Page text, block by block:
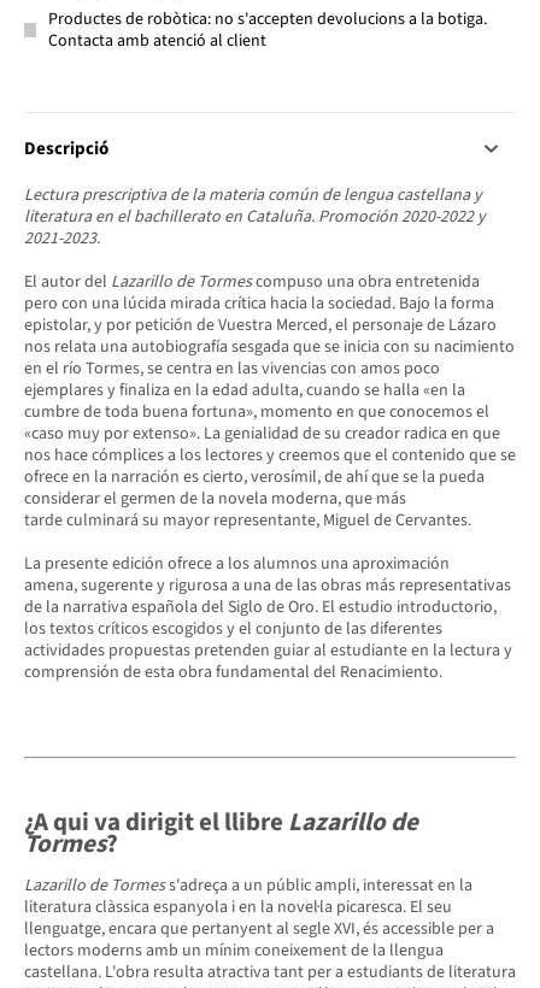
Productes de robòtica: no s'accepten devolucions a la botiga.
Contacta amb atenció al client
Descripció
Lectura prescriptiva de la materia común de lengua castellana y
literatura en el bachillerato en Cataluña. Promoción 2020-2022 y
2021-2023.
El autor del Lazarillo de Tormescompuso una obra entretenida
pero con una lúcida mirada crítica hacia la sociedad. Bajo la forma
epistolar, y por petición de Vuestra Merced, el personaje de Lázaro
nos relata una autobiografía sesgada que se inicia con su nacimiento
en el río Tormes, se centra en las vivencias con amos poco
ejemplares y finaliza en la edad adulta, cuando se halla «en la
cumbre de toda buena fortuna», momento en que conocemos el
«caso muy por extenso». La genialidad de su creador radica en que
nos hace cómplices a los lectores y creemos que el contenido que se
ofrece en la narración es cierto, verosímil, de ahí que se la pueda
considerar el germen de la novela moderna, que más
tarde culminará su mayor representante, Miguel de Cervantes.
La presente edición ofrece a los alumnos una aproximación
amena, sugerente y rigurosa a una de las obras más representativas
de la narrativa española del Siglo de Oro. El estudio introductorio,
los textos críticos escogidos y el conjunto de las diferentes
actividades propuestas pretenden guiar al estudiante en la lectura y
comprensión de esta obra fundamental del Renacimiento.
¿A qui va dirigit el llibre Lazarillo de
Tormes?
Lazarillo de Tormess'adreça a un públic ampli, interessat en la
literatura clàssica espanyola i en la novel·la picaresca. El seu
llenguatge, encara que pertanyent al segle XVI, és accessible per a
lectors moderns amb un mínim coneixement de la llengua
castellana. L'obra resulta atractiva tant per a estudiants de literatura